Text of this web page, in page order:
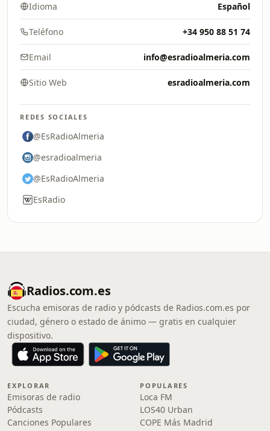
Idioma Español
Teléfono +34 950 88 51 74
Email info@esradioalmeria.com
Sitio Web esradioalmeria.com
REDES SOCIALES
@EsRadioAlmeria
@esradioalmeria
@EsRadioAlmeria
EsRadio
Radios.com.es
Escucha emisoras de radio y pódcasts de Radios.com.es por
ciudad, género o estado de ánimo — gratis en cualquier
dispositivo.
EXPLORAR
Emisoras de radio
Pódcasts
Canciones Populares
POPULARES
Loca FM
LOS40 Urban
COPE Más Madrid